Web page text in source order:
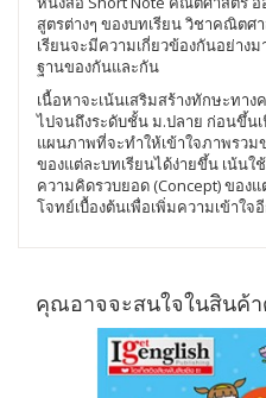
สูตรต่างๆ ของบทเรียน วิชาคณิต
เรียนจะมีความเกี่ยวข้องกันอย่าง
ฐานของกันและกัน
เนื้อหาจะเน้นเสริมสร้างทักษะทา
ไปจนถึงระดับชั้น ม.ปลาย ก่อนขึ้น
แผนภาพที่จะทำให้เข้าใจภาพรวม
ของแต่ละบทเรียนได้ง่ายขึ้น เน้น
ความคิดรวบยอด (Concept) ของ
โจทย์เบื้องต้นเพื่อเพิ่มความเข้าใจ
คุณอาจจะสนใจในสินค้